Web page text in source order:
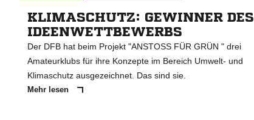
KLIMASCHUTZ: GEWINNER DES
IDEENWETTBEWERBS
Der DFB hat beim Projekt "ANSTOSS FÜR GRÜN " drei
Amateurklubs für ihre Konzepte im Bereich Umwelt- und
Klimaschutz ausgezeichnet. Das sind sie.
Mehr lesen